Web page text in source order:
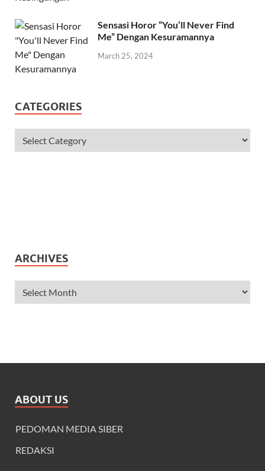
Sensasi Horor “You’ll Never Find
Me” Dengan Kesuramannya
March 25, 2024
CATEGORIES
ARCHIVES
ABOUT US
PEDOMAN MEDIA SIBER
REDAKSI